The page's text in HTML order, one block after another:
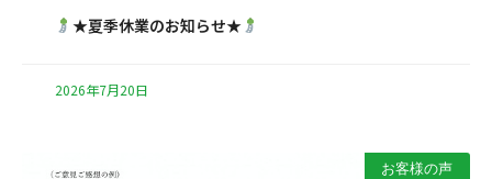
★夏季休業のお知らせ★
2026年7月20日
お客様の声